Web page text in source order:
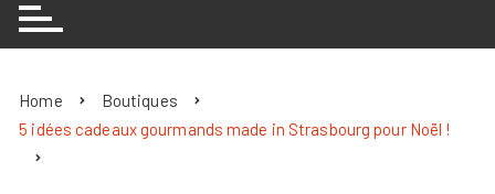
Home
Boutiques
5 idées cadeaux gourmands made in Strasbourg pour Noël !